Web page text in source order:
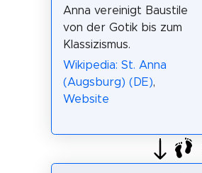
Anna vereinigt Baustile
von der Gotik bis zum
Klassizismus.
Wikipedia: St. Anna
(Augsburg) (DE),
Website